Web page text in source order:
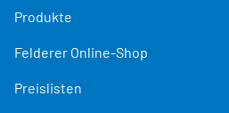
Produkte
Felderer Online-Shop
Preislisten